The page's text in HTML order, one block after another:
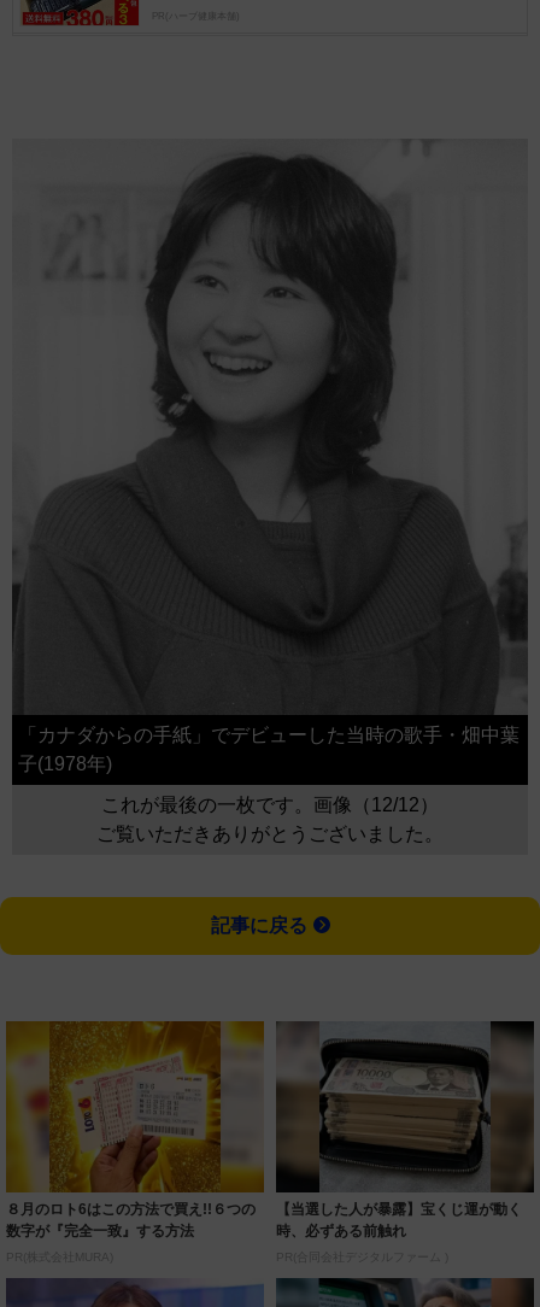
PR(ハーブ健康本舗)
「カナダからの手紙」でデビューした当時の歌手・畑中葉
子(1978年)
これが最後の一枚です。画像（12/12）
ご覧いただきありがとうございました。
記事に戻る
８月のロト6はこの方法で買え!!６つの
数字が『完全一致』する方法
PR(株式会社MURA)
【当選した人が暴露】宝くじ運が動く
時、必ずある前触れ
PR(合同会社デジタルファーム )